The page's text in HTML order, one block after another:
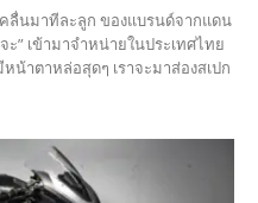
ลื่นมาทีละลูก ของแบรนด์จากแดน
ะ” เข้ามาจำหน่ายในประเทศไทย
น้าตาหล่อสุดๆ เราจะมาส่องสเปก